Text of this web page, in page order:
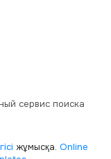
сервис поиска
жұмысқа. Online